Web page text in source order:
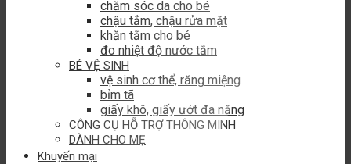
chăm sóc da cho bé
chậu tắm, chậu rửa mặt
khăn tắm cho bé
đo nhiệt độ nước tắm
BÉ VỆ SINH
vệ sinh cơ thể, răng miệng
bỉm tã
giấy khô, giấy ướt đa năng
CÔNG CỤ HỖ TRỢ THÔNG MINH
DÀNH CHO MẸ
Khuyến mại